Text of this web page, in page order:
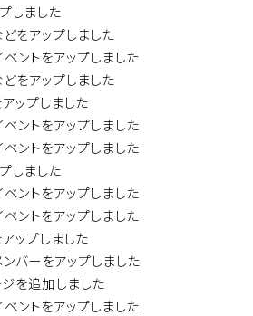
しました
をアップしました
ベントをアップしました
をアップしました
ップしました
ベントをアップしました
ベントをアップしました
しました
ベントをアップしました
ベントをアップしました
ップしました
バーをアップしました
を追加しました
ベントをアップしました